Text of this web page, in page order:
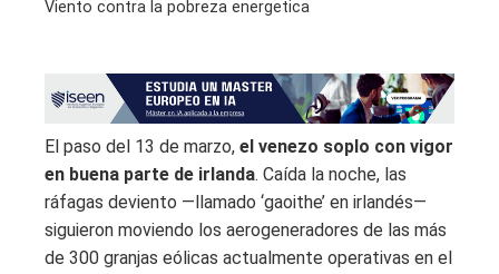
Viento contra la pobreza energetica
El paso del 13 de marzo, el venezo soplo con vigor
en buena parte de irlanda. Caída la noche, las
ráfagas deviento —llamado ‘gaoithe’ en irlandés—
siguieron moviendo los aerogeneradores de las más
de 300 granjas eólicas actualmente operativas en el